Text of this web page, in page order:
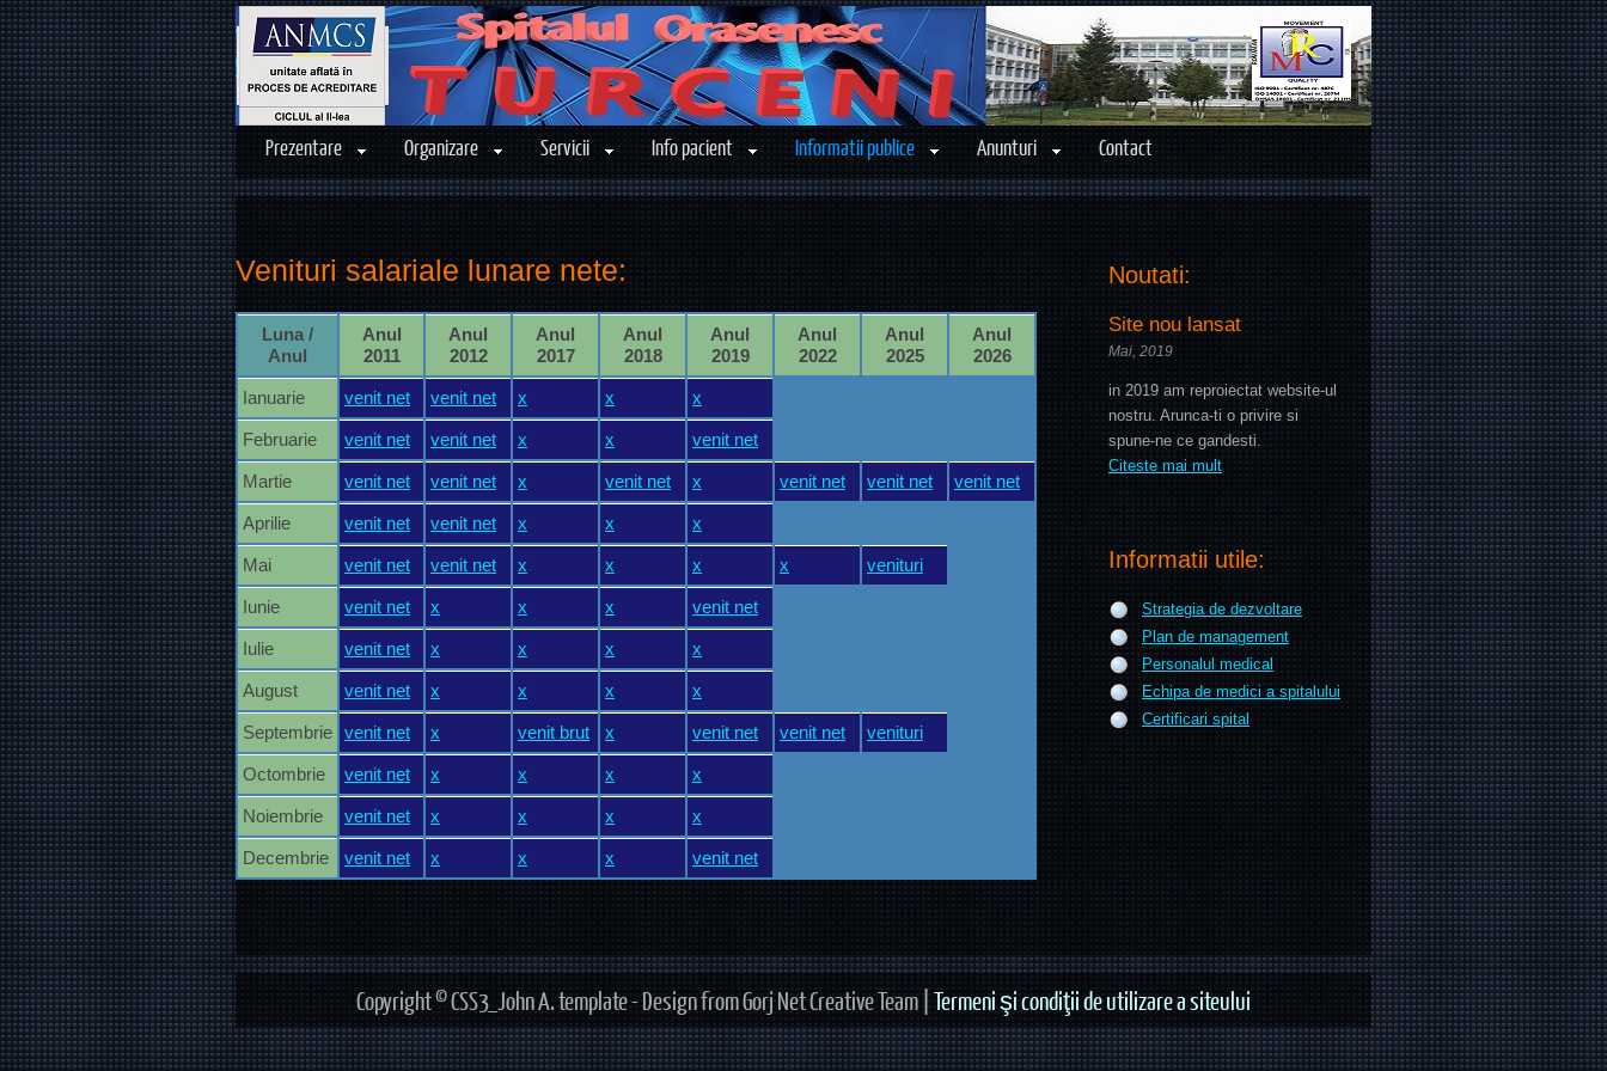
Prezentare Organizare Servicii Info pacient Informatii publice Anunturi Contact
Noutati:
Site nou lansat
Mai, 2019
in 2019 am reproiectat website-ul
nostru. Arunca-ti o privire si
spune-ne ce gandesti.
Citeste mai mult
Informatii utile:
Strategia de dezvoltare
Plan de management
Personalul medical
Echipa de medici a spitalului
Certificari spital
Venituri salariale lunare nete:
Luna /
Anul
Anul
2011
Anul
2012
Anul
2017
Anul
2018
Anul
2019
Anul
2022
Anul
2025
Anul
2026
Ianuarie venit net venit net x x x
Februarie venit net venit net x x venit net
Martie venit net venit net x venit net x venit net venit net venit net
Aprilie venit net venit net x x x
Mai venit net venit net x x x x venituri
Iunie venit net x x x venit net
Iulie venit net x x x x
August venit net x x x x
Septembrie venit net x venit brut x venit net venit net venituri
Octombrie venit net x x x x
Noiembrie venit net x x x x
Decembrie venit net x x x venit net
Copyright © CSS3_John A. template - Design from Gorj Net Creative Team |Termeni şi condiţii de utilizare a siteului